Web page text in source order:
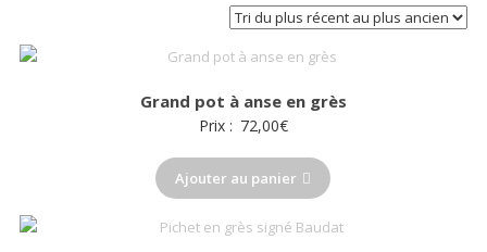
plus
récent
plus
ancien
Grand pot à anse en grès
Prix : 72,00€
Ajouter au panier